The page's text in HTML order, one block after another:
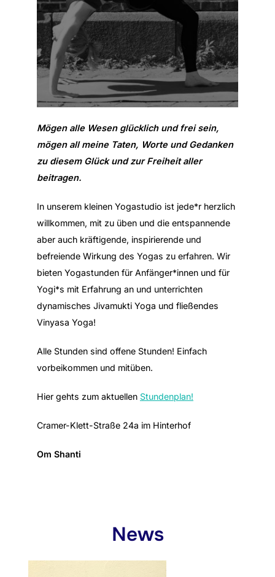
Mögen alle Wesen glücklich und frei sein,
mögen all meine Taten, Worte und Gedanken
zu diesem Glück und zur Freiheit aller
beitragen.
In unserem kleinen Yogastudio ist jede*r herzlich
willkommen, mit zu üben und die entspannende
aber auch kräftigende, inspirierende und
befreiende Wirkung des Yogas zu erfahren. Wir
bieten Yogastunden für Anfänger*innen und für
Yogi*s mit Erfahrung an und unterrichten
dynamisches Jivamukti Yoga und fließendes
Vinyasa Yoga!
Alle Stunden sind offene Stunden! Einfach
vorbeikommen und mitüben.
Hier gehts zum aktuellen Stundenplan!
Cramer-Klett-Straße 24a im Hinterhof
Om Shanti
News